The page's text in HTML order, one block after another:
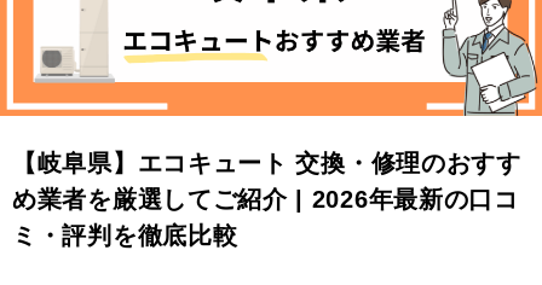
【岐阜県】エコキュート 交換・修理のおすす
め業者を厳選してご紹介 | 2026年最新の口コ
ミ・評判を徹底比較